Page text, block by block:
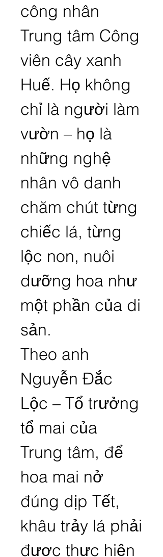
công nhân
Trung tâm Công
viên cây xanh
Huế. Họ không
chỉ là người làm
vườn – họ là
những nghệ
nhân vô danh
chăm chút từng
chiếc lá, từng
lộc non, nuôi
dưỡng hoa như
một phần của di
sản.
Theo anh
Nguyễn Đắc
Lộc – Tổ trưởng
tổ mai của
Trung tâm, để
hoa mai nở
đúng dịp Tết,
khâu trảy lá phải
được thực hiện